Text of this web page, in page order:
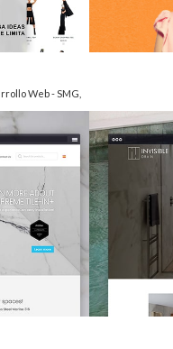
Web - SMG